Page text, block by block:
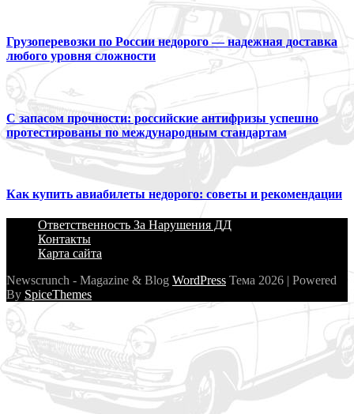
Грузоперевозки по России недорого — надежная доставка
любого уровня сложности
С запасом прочности: российские антифризы успешно
протестированы по международным стандартам
Как купить авиабилеты недорого: советы и рекомендации
Ответственность За Нарушения ДД
Контакты
Карта сайта
Newscrunch - Magazine & Blog WordPress Тема 2026 | Powered
By SpiceThemes